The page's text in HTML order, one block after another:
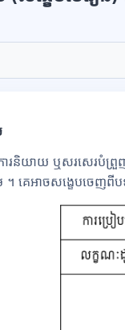
ារនិយាយ ឬសរសេរបំព្
។ គេអាចសង្ខេបចេញពីប